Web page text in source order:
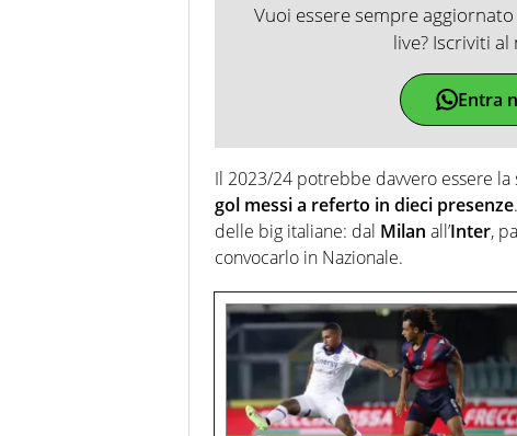
Vuoi essere sempre
live? Iscriviti
Entra
Il 2023/24 potrebbe davvero essere la
gol messi a referto in dieci presenze
delle big italiane: dal Milan all’Inter,
convocarlo in Nazionale.